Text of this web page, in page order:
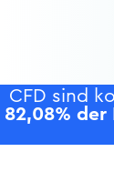
CFD sind
82,08%